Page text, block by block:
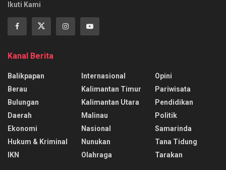
Ikuti Kami
Kanal Berita
Balikpapan
Berau
Bulungan
Daerah
Ekonomi
Hukum & Kriminal
IKN
Internasional
Kalimantan Timur
Kalimantan Utara
Malinau
Nasional
Nunukan
Olahraga
Opini
Pariwisata
Pendidikan
Politik
Samarinda
Tana Tidung
Tarakan